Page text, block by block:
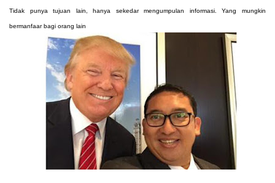
Tidak punya tujuan lain, hanya sekedar mengumpulan informasi. Yang mungkin
bermanfaar bagi orang lain